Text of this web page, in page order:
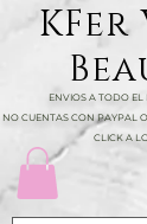
ENVIOS A TODO
NO CUENTAS CON PAYPAL
CLICK A